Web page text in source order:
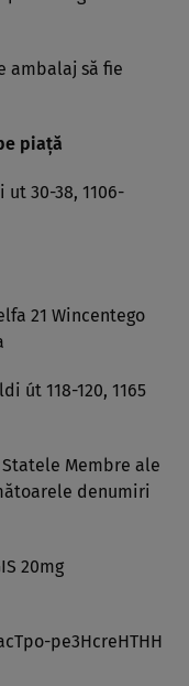
ambalaj să fie
piaţă
ut 30-38, 1106-
21 Wincentego
út 118-120, 1165
Membre ale
denumiri
20mg
pe3HcreHTHH